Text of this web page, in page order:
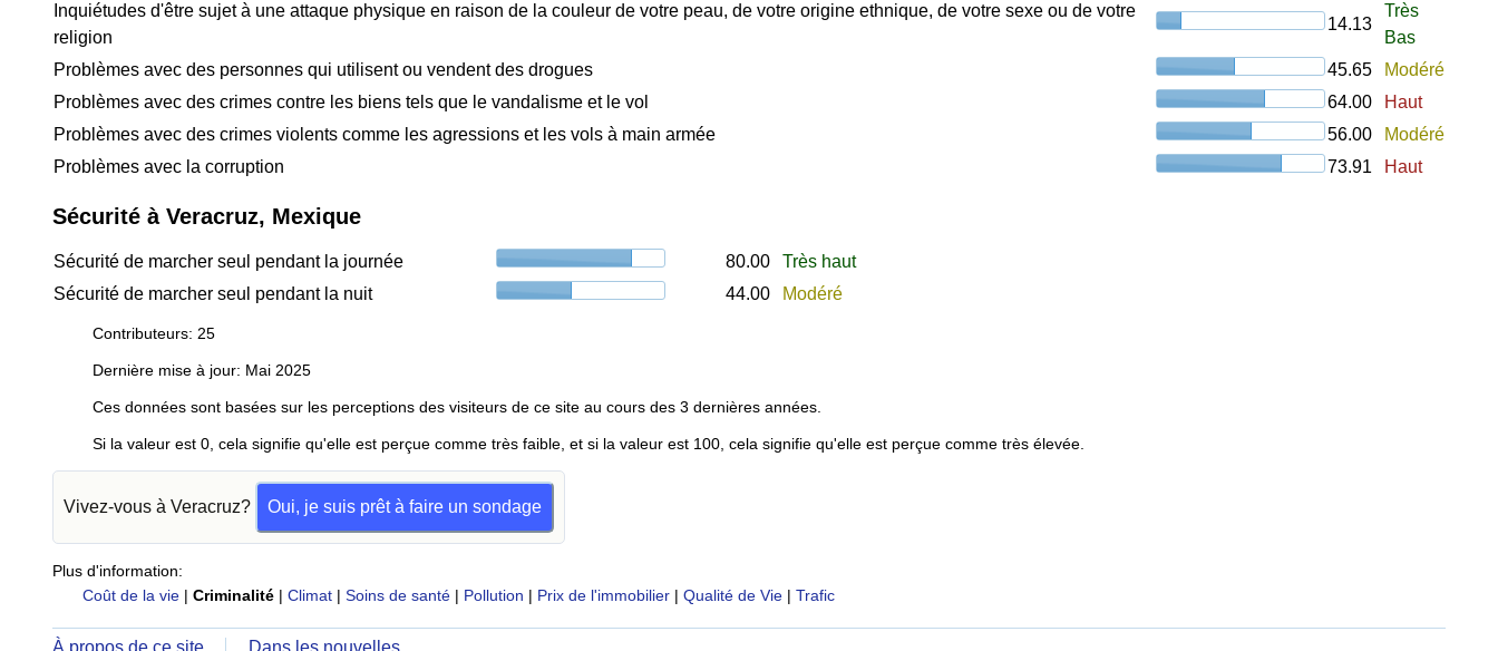
Inquiétudes d'être sujet à une attaque physique en raison de la couleur de votre peau, de votre origine ethnique, de votre sexe ou de votre
religion
14.13
Très
Bas
Problèmes avec des personnes qui utilisent ou vendent des drogues
45.65
Modéré
Problèmes avec des crimes contre les biens tels que le vandalisme et le vol
64.00
Haut
Problèmes avec des crimes violents comme les agressions et les vols à main armée
56.00
Modéré
Problèmes avec la corruption
73.91 Haut
Sécurité à Veracruz, Mexique
Sécurité de marcher seul pendant la journée 80.00
Très haut
Sécurité de marcher seul pendant la nuit
44.00 Modéré
Contributeurs: 25
Dernière mise à jour: Mai 2025
Ces données sont basées sur les perceptions des visiteurs de ce site au cours des 3 dernières années.
Si la valeur est 0, cela signifie qu'elle est perçue comme très faible, et si la valeur est 100, cela signifie qu'elle est perçue comme très élevée.
Vivez-vous à Veracruz? Oui, je suis prêt à faire un sondage
Plus d'information:
Coût de la vie | Criminalité | Climat | Soins de santé | Pollution | Prix de l'immobilier | Qualité de Vie | Trafic
À propos de ce site Dans les nouvelles